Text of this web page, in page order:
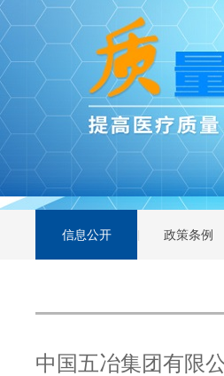
信息公开 政策条例
中国五冶集团有限